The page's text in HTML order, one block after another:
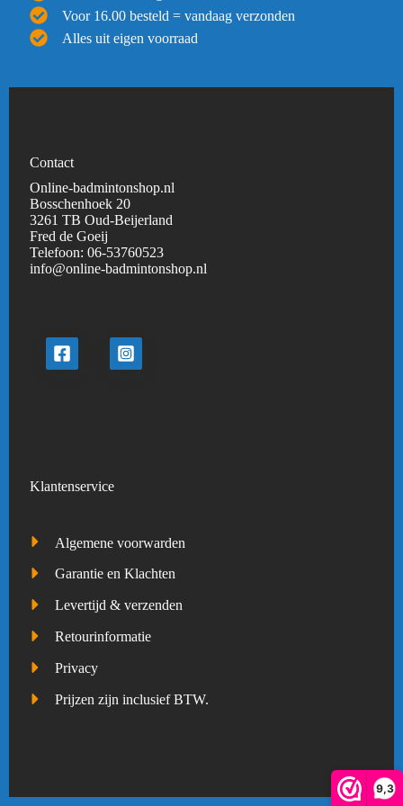
9,3
Voor 16.00 besteld = vandaag verzonden
Alles uit eigen voorraad
Contact
Online-badmintonshop.nl
Bosschenhoek 20
3261 TB Oud-Beijerland
Fred de Goeij
Telefoon:06-53760523
info@online-badmintonshop.nl
Klantenservice
Algemene voorwarden
Garantie en Klachten
Levertijd & verzenden
Retourinformatie
Privacy
Prijzen zijn inclusief BTW.